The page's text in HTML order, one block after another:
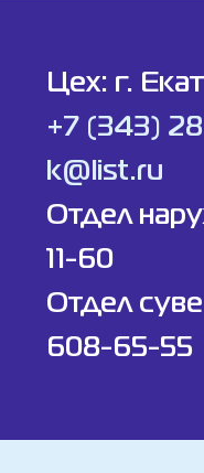
Цех: г.
+7 (343)
k@list.ru
Отдел
11-60
Отдел
608-65-55